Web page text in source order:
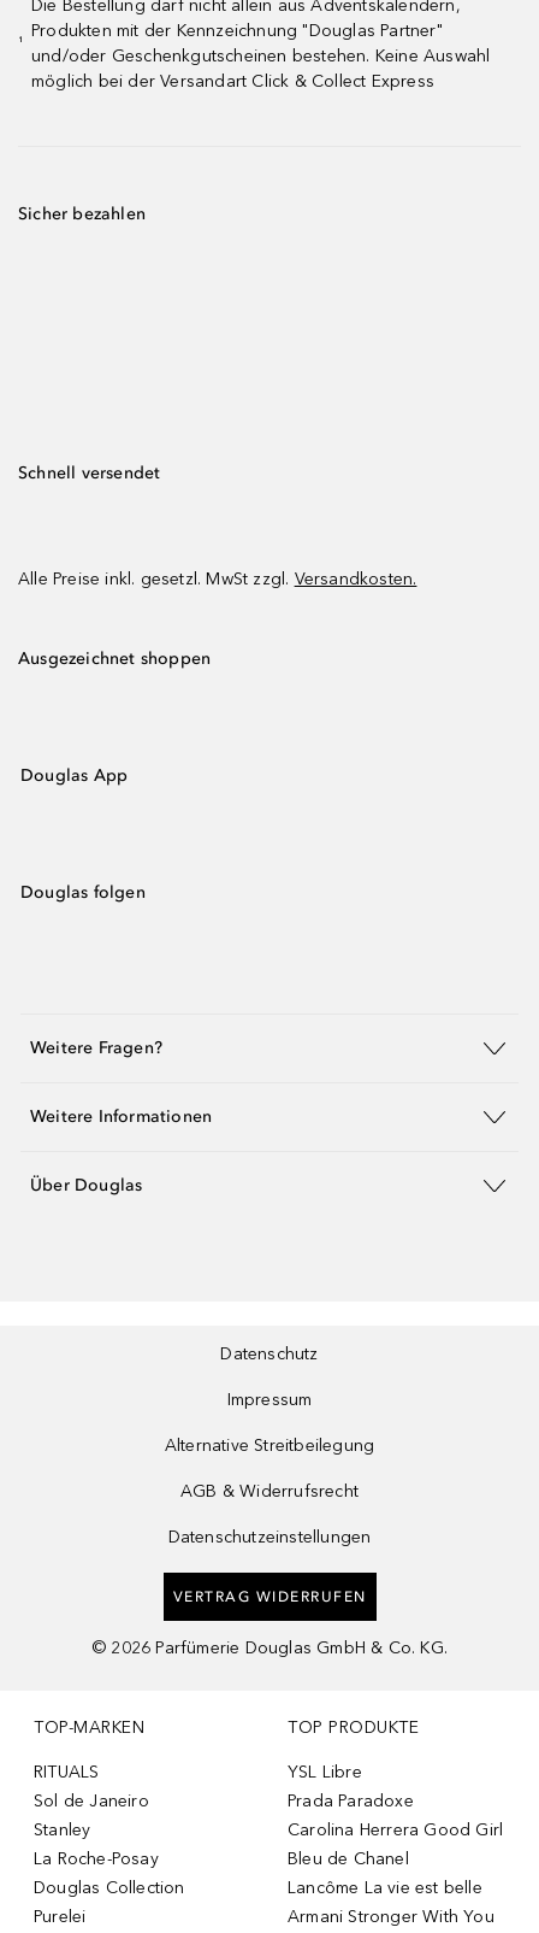
¹
Die Bestellung darf nicht allein aus Adventskalendern,
Produkten mit der Kennzeichnung "Douglas Partner"
und/oder Geschenkgutscheinen bestehen. Keine Auswahl
möglich bei der Versandart Click & Collect Express
Sicher bezahlen
Schnell versendet
Alle Preise inkl. gesetzl. MwSt zzgl. Versandkosten.
Ausgezeichnet shoppen
Douglas App
Douglas folgen
Weitere Fragen?
Weitere Informationen
Über Douglas
Datenschutz
Impressum
Alternative Streitbeilegung
AGB & Widerrufsrecht
Datenschutzeinstellungen
VERTRAG WIDERRUFEN
© 2026 Parfümerie Douglas GmbH & Co. KG.
TOP-MARKEN
RITUALS
Sol de Janeiro
Stanley
La Roche-Posay
Douglas Collection
Purelei
TOP PRODUKTE
YSL Libre
Prada Paradoxe
Carolina Herrera Good Girl
Bleu de Chanel
Lancôme La vie est belle
Armani Stronger With You